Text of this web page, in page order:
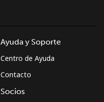
Ayuda y Soporte
Centro de Ayuda
Contacto
Socios